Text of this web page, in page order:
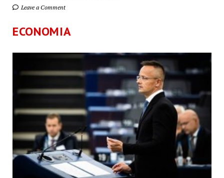
Leave a Comment
ECONOMIA